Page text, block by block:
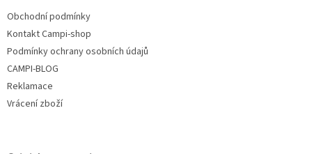
Obchodní podmínky
Kontakt Campi-shop
Podmínky ochrany osobních údajů
CAMPI-BLOG
Reklamace
Vrácení zboží